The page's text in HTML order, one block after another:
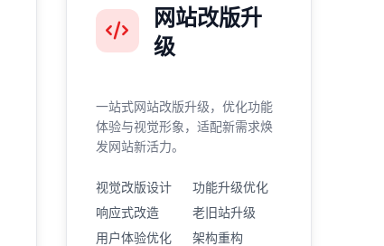
网站改版升
级
一站式网站改版升级，优化功能
体验与视觉形象，适配新需求焕
发网站新活力。
视觉改版设计
功能升级优化
响应式改造
老旧站升级
用户体验优化
架构重构